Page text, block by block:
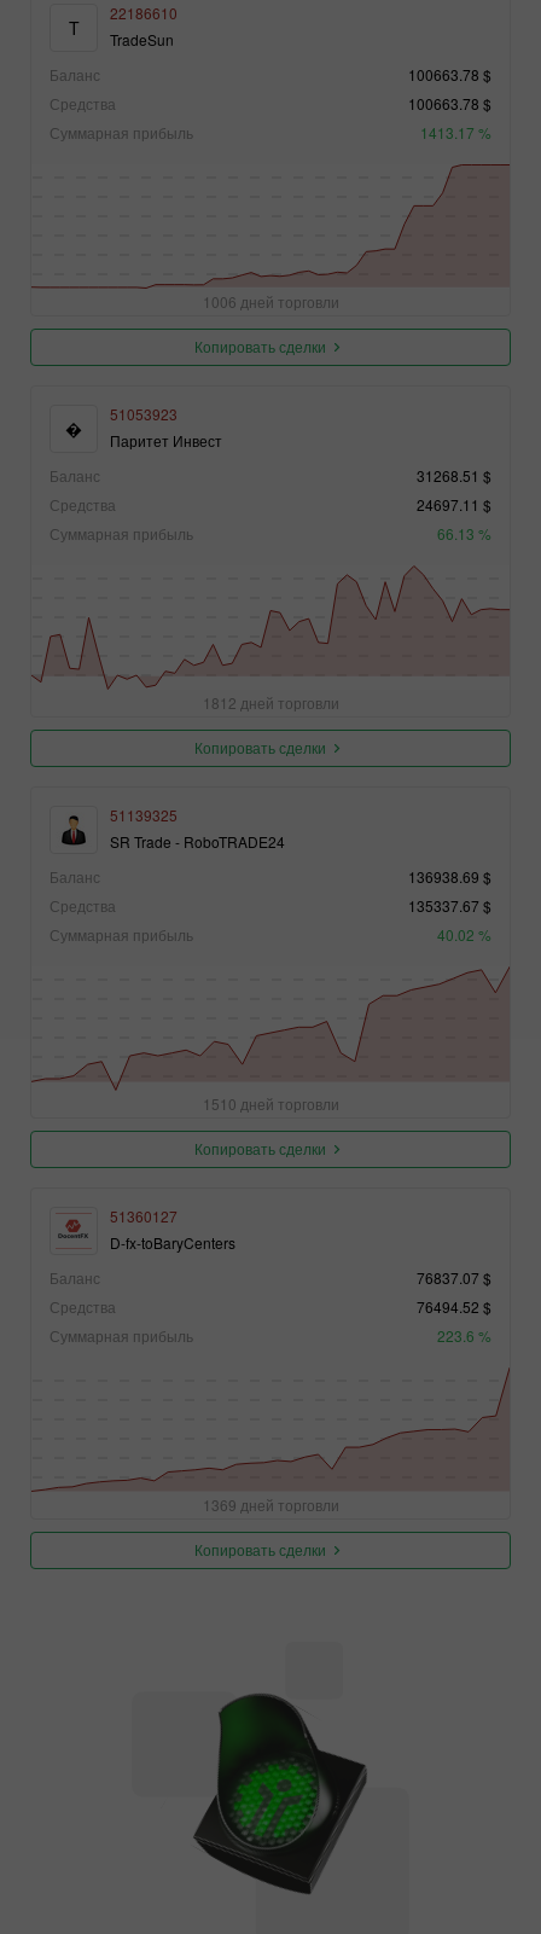
T
22186610
TradeSun
Баланс
100663.78 $
Средства
100663.78 $
Суммарная прибыль
1413.17 %
1006 дней торговли
Копировать сделки
�
51053923
Паритет Инвест
Баланс
31268.51 $
Средства
24697.11 $
Суммарная прибыль
66.13 %
1812 дней торговли
Копировать сделки
51139325
SR Trade - RoboTRADE24
Баланс
136938.69 $
Средства
135337.67 $
Суммарная прибыль
40.02 %
1510 дней торговли
Копировать сделки
51360127
D-fx-toBaryCenters
Баланс
76837.07 $
Средства
76494.52 $
Суммарная прибыль
223.6 %
1369 дней торговли
Копировать сделки